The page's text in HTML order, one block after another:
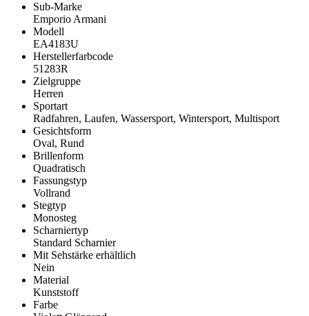
Sub-Marke
Emporio Armani
Modell
EA4183U
Herstellerfarbcode
51283R
Zielgruppe
Herren
Sportart
Radfahren, Laufen, Wassersport, Wintersport, Multisport
Gesichtsform
Oval, Rund
Brillenform
Quadratisch
Fassungstyp
Vollrand
Stegtyp
Monosteg
Scharniertyp
Standard Scharnier
Mit Sehstärke erhältlich
Nein
Material
Kunststoff
Farbe